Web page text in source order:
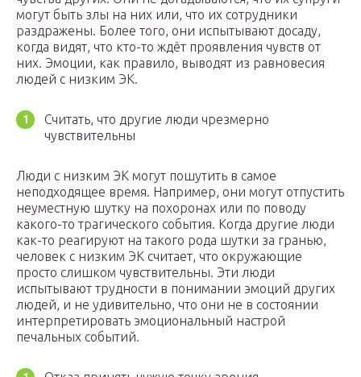
могут быть злы на них или, что их сотрудники
раздражены. Более того, они испытывают досаду,
когда видят, что кто-то ждёт проявления чувств от
них. Эмоции, как правило, выводят из равновесия
людей с низким ЭК.
Считать, что другие люди чрезмерно
чувствительны
Люди с низким ЭК могут пошутить в самое
неподходящее время. Например, они могут отпустить
неуместную шутку на похоронах или по поводу
какого-то трагического события. Когда другие люди
как-то реагируют на такого рода шутки за гранью,
человек с низким ЭК считает, что окружающие
просто слишком чувствительны. Эти люди
испытывают трудности в понимании эмоций других
людей, и не удивительно, что они не в состоянии
интерпретировать эмоциональный настрой
печальных событий.